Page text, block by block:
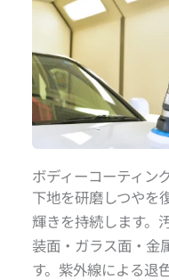
ボディーコーティン
下地を研磨しつやを
輝きを持続します。
装面・ガラス面・金
す。紫外線による退